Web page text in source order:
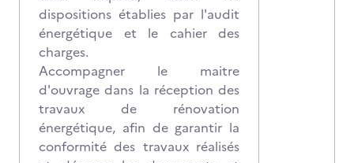
dispositions établies par l'audit
énergétique et le cahier des
charges.
Accompagner le maitre
d'ouvrage dans la réception des
travaux de rénovation
énergétique, afin de garantir la
conformité des travaux réalisés